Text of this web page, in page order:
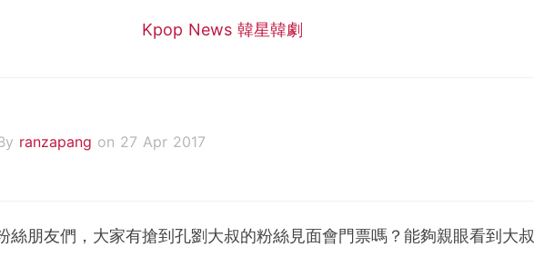
Kpop News 韓星韓劇
ranzapang on 27 Apr 2017
絲朋友們，大家有搶到孔劉大叔的粉絲見面會門票嗎？能夠親眼看到大叔